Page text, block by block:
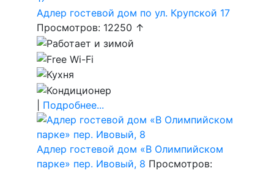
Адлер гостевой дом по ул. Крупской 17
Просмотров: 12250 ↑
Подробнее...
Адлер гостевой дом «В Олимпийском
парке» пер. Ивовый, 8 Просмотров: